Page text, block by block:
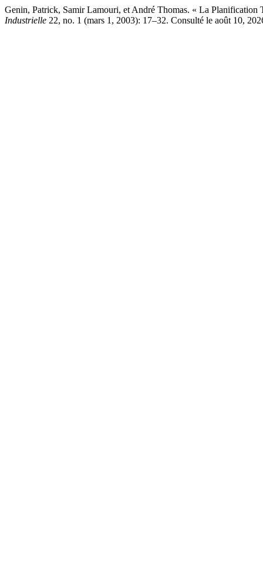
Genin, Patrick, Samir Lamouri, et André Thomas. « La
Industrielle 22, no. 1 (mars 1, 2003): 17–32. Consulté le août 10,